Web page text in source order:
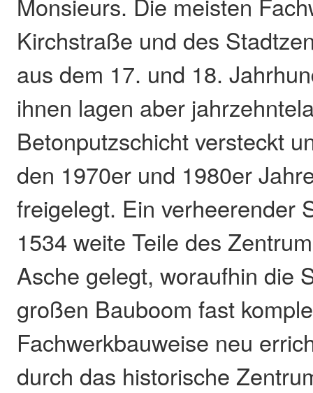
Monsieurs. Die meisten
Kirchstraße und des
aus dem 17. und 18.
ihnen lagen aber
Betonputzschicht versteckt
den 1970er und 1980er
freigelegt. Ein verheerender
1534 weite Teile des
Asche gelegt, woraufhin die
großen Bauboom fast
Fachwerkbauweise neu
durch das historische